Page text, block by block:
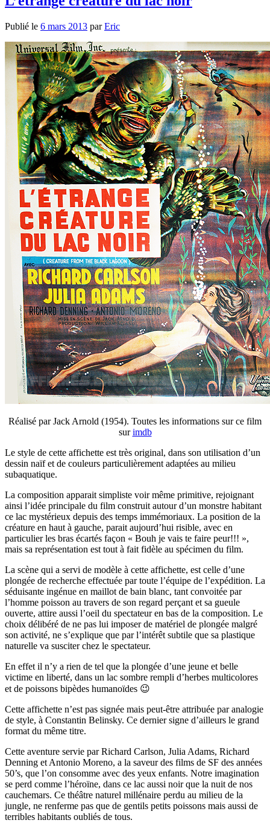
Publié le 6 mars 2013 parEric
Réalisé par Jack Arnold (1954). Toutes les informations sur ce film
surimdb
Le style de cette affichette est très original, dans son utilisation d’un
dessin naïf et de couleurs particulièrement adaptées au milieu
subaquatique.
La composition apparait simpliste voir même primitive, rejoignant
ainsi l’idée principale du film construit autour d’un monstre habitant
ce lac mystérieux depuis des temps immémoriaux. La position de la
créature en haut à gauche, parait aujourd’hui risible, avec en
particulier les bras écartés façon « Bouh je vais te faire peur!!! »,
mais sa représentation est tout à fait fidèle au spécimen du film.
La scène qui a servi de modèle à cette affichette, est celle d’une
plongée de recherche effectuée par toute l’équipe de l’expédition. La
séduisante ingénue en maillot de bain blanc, tant convoitée par
l’homme poisson au travers de son regard perçant et sa gueule
ouverte, attire aussi l’oeil du spectateur en bas de la composition. Le
choix délibéré de ne pas lui imposer de matériel de plongée malgré
son activité, ne s’explique que par l’intérêt subtile que sa plastique
naturelle va susciter chez le spectateur.
En effet il n’y a rien de tel que la plongée d’une jeune et belle
victime en liberté, dans un lac sombre rempli d’herbes multicolores
et de poissons bipèdes humanoïdes 😉
Cette affichette n’est pas signée mais peut-être attribuée par analogie
de style, à Constantin Belinsky. Ce dernier signe d’ailleurs le grand
format du même titre.
Cette aventure servie par Richard Carlson, Julia Adams, Richard
Denning et Antonio Moreno, a la saveur des films de SF des années
50’s, que l’on consomme avec des yeux enfants. Notre imagination
se perd comme l’héroïne, dans ce lac aussi noir que la nuit de nos
cauchemars. Ce théâtre naturel millénaire perdu au milieu de la
jungle, ne renferme pas que de gentils petits poissons mais aussi de
terribles habitants oubliés de tous.